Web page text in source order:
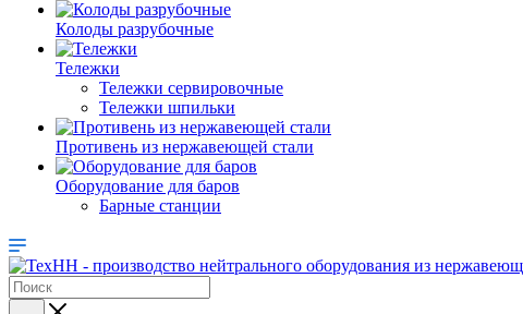
Колоды разрубочные
Тележки
Тележки сервировочные
Тележки шпильки
Противень из нержавеющей стали
Оборудование для баров
Барные станции